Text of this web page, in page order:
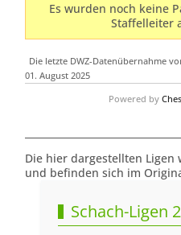
Es wurden noch keine
Staffelleiter
Die letzte DWZ-Datenübernahme
01. August 2025
Powered by
Die hier dargestellten Ligen
und befinden sich im
Schach-Ligen